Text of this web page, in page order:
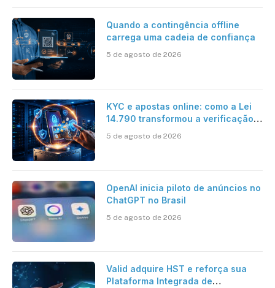
Quando a contingência offline
carrega uma cadeia de confiança
5 de agosto de 2026
KYC e apostas online: como a Lei
14.790 transformou a verificação
brasileiro
5 de agosto de 2026
OpenAI inicia piloto de anúncios no
ChatGPT no Brasil
5 de agosto de 2026
Valid adquire HST e reforça sua
Plataforma Integrada de